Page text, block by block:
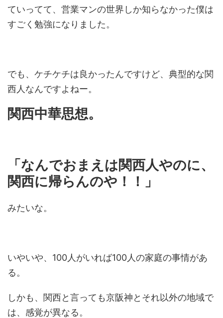
ていってて、営業マンの世界しか知らなかった僕は
すごく勉強になりました。
でも、ケチケチは良かったんですけど、典型的な関
西人なんですよねー。
関西中華思想。
「なんでおまえは関西人やのに、
関西に帰らんのや！！」
みたいな。
いやいや、100人がいれば100人の家庭の事情があ
る。
しかも、関西と言っても京阪神とそれ以外の地域で
は、感覚が異なる。